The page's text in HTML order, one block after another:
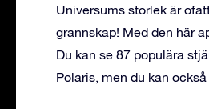
Universums storlek är
grannskap! Med den här
Du kan se 87 populära
Polaris, men du kan